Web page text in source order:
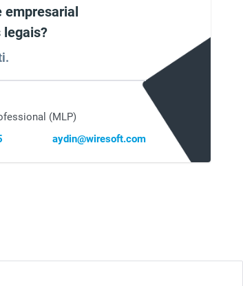
empresarial
legais?
(MLP)
aydin@wiresoft.com